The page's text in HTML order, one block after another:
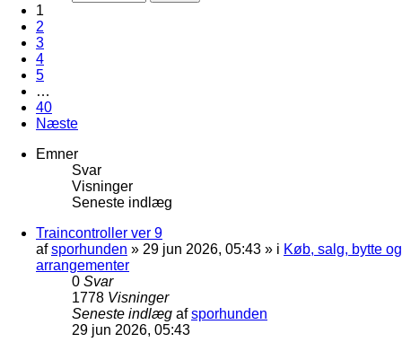
1
2
3
4
5
…
40
Næste
Emner
Svar
Visninger
Seneste indlæg
Traincontroller ver 9
afsporhunden » 29 jun 2026, 05:43 » i Køb, salg, bytte og
arrangementer
0 Svar
1778 Visninger
Seneste indlæg afsporhunden
29 jun 2026, 05:43